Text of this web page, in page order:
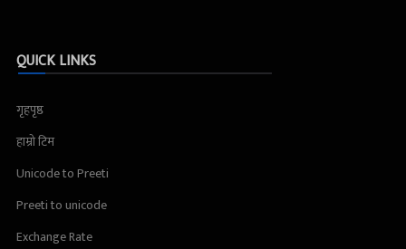
QUICK LINKS
गृहपृष्ठ
हाम्रो टिम
Unicode to Preeti
Preeti to unicode
Exchange Rate